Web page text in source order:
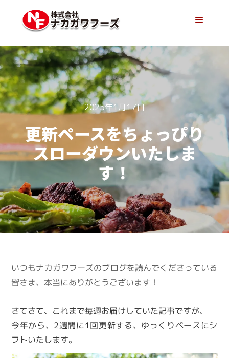
2025年1月17日
更新ペースをちょっぴり
スローダウンいたしま
す！
いつもナカガワフーズのブログを読んでくださっている
皆さま、本当にありがとうございます！
さてさて、これまで毎週お届けしていた記事ですが、
今年から、2週間に1回更新する、ゆっくりペースにシ
フトいたします。